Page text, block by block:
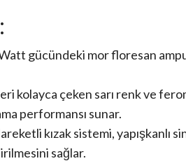
gücündeki mor floresan
kolayca çeken sarı renk ve
performansı sunar.
kızak sistemi, yapışkanlı
sağlar.